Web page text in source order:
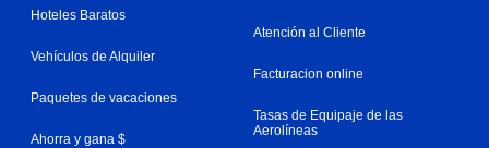
Hoteles Baratos
Vehículos de Alquiler
Paquetes de vacaciones
Ahorra y gana $
Atención al Cliente
Facturacion online
Tasas de Equipaje de las
Aerolíneas